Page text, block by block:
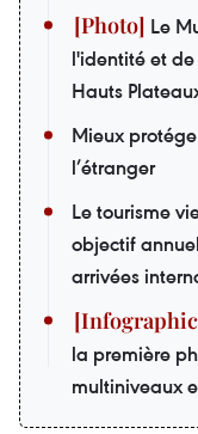
Le
l'identité et
Hauts
Mieux
l’étranger
Le tourisme
objectif
arrivées
la première
multiniveaux